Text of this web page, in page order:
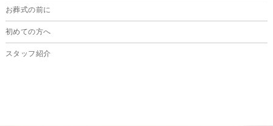
お葬式の前に
初めての方へ
スタッフ紹介